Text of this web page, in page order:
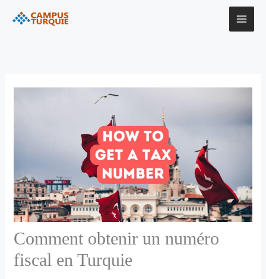
Comment obtenir un numéro
fiscal en Turquie